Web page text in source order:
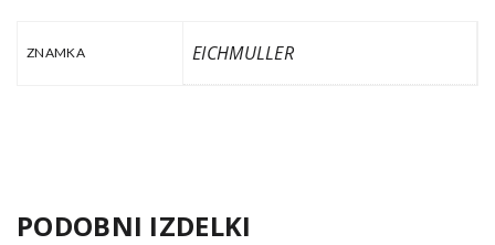
ZNAMKA EICHMULLER
PODOBNI IZDELKI